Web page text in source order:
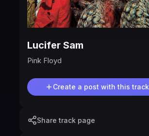
Lucifer Sam
Pink Floyd
Create a post with this track
Share track page